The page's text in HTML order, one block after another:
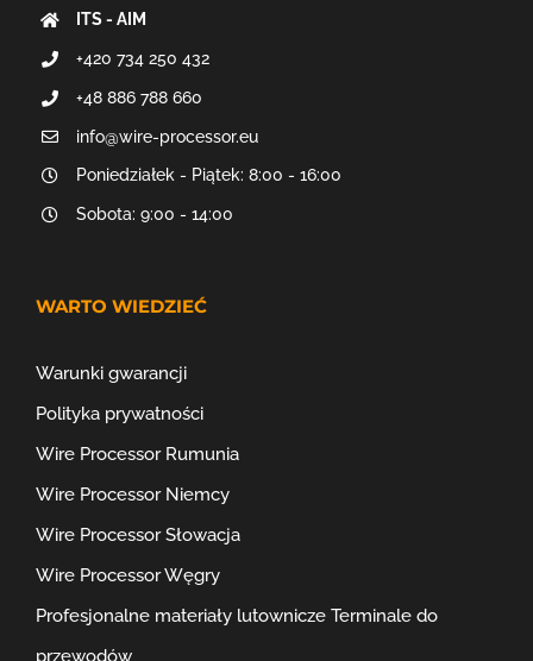
ITS - AIM
+420 734 250 432
+48 886 788 660
info@wire-processor.eu
Poniedziałek - Piątek: 8:00 - 16:00
Sobota: 9:00 - 14:00
WARTO WIEDZIEĆ
Warunki gwarancji
Polityka prywatności
Wire Processor Rumunia
Wire Processor Niemcy
Wire Processor Słowacja
Wire Processor Węgry
Profesjonalne materiały lutownicze Terminale do
przewodów